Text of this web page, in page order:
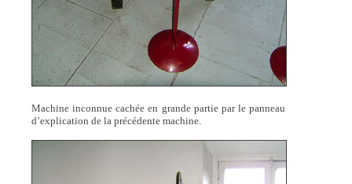
Machine inconnue cachée en grande partie par le panneau
d’explication de la précédente machine.